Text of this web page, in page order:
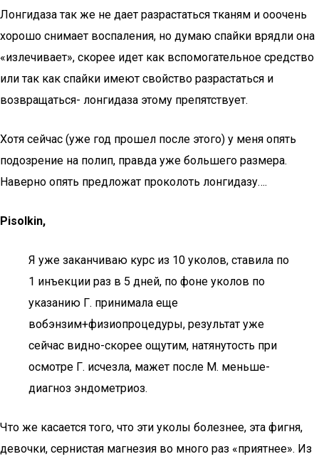
Лонгидаза так же не дает разрастаться тканям и ооочень
хорошо снимает воспаления, но думаю спайки врядли она
«излечивает», скорее идет как вспомогательное средство
или так как спайки имеют свойство разрастаться и
возвращаться- лонгидаза этому препятствует.
Хотя сейчас (уже год прошел после этого) у меня опять
подозрение на полип, правда уже большего размера.
Наверно опять предложат проколоть лонгидазу….
Pisolkin,
Я уже заканчиваю курс из 10 уколов, ставила по
1 инъекции раз в 5 дней, по фоне уколов по
указанию Г. принимала еще
вобэнзим+физиопроцедуры, результат уже
сейчас видно-скорее ощутим, натянутость при
осмотре Г. исчезла, мажет после М. меньше-
диагноз эндометриоз.
Что же касается того, что эти уколы болезнее, эта фигня,
девочки, сернистая магнезия во много раз «приятнее». Из